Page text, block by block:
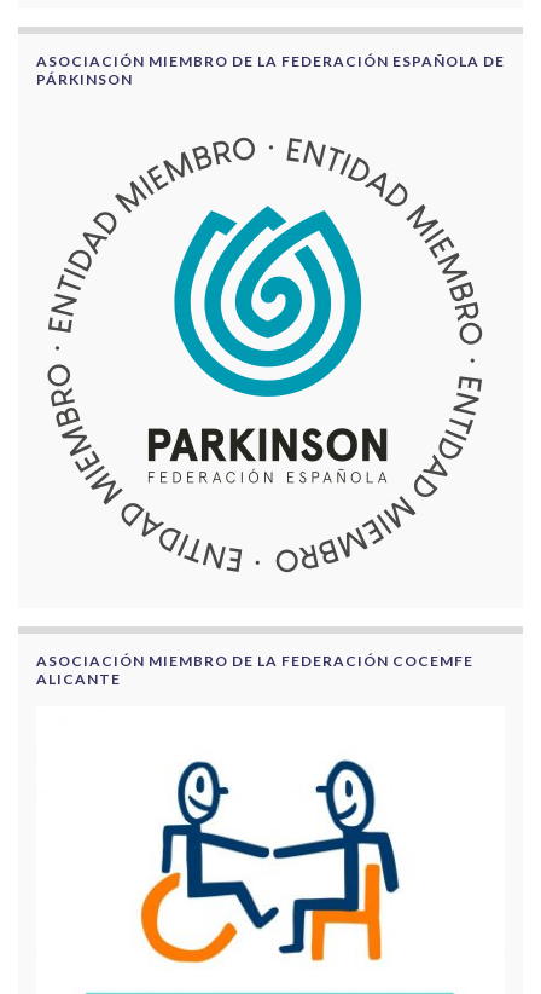
ASOCIACIÓN MIEMBRO DE LA FEDERACIÓN ESPAÑOLA DE
PÁRKINSON
ASOCIACIÓN MIEMBRO DE LA FEDERACIÓN COCEMFE
ALICANTE